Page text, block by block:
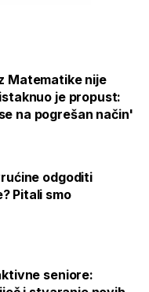
Matematike nije
je propust:
na pogrešan način'
odgoditi
Pitali smo
seniore: